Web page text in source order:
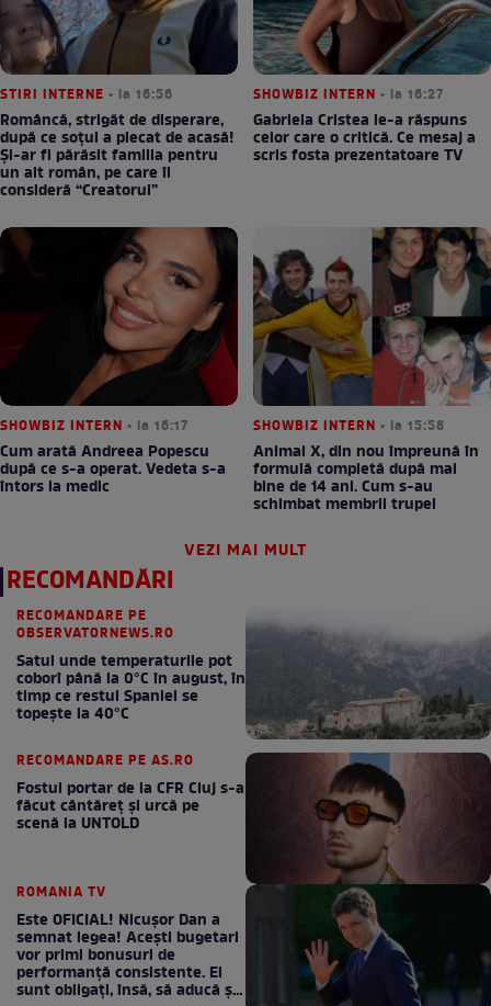
STIRI INTERNE • la 16:56
Româncă, strigăt de disperare,
după ce soțul a plecat de acasă!
Și-ar fi părăsit familia pentru
un alt român, pe care îl
consideră “Creatorul”
SHOWBIZ INTERN • la 16:27
Gabriela Cristea le-a răspuns
celor care o critică. Ce mesaj a
scris fosta prezentatoare TV
SHOWBIZ INTERN • la 16:17
Cum arată Andreea Popescu
după ce s-a operat. Vedeta s-a
întors la medic
SHOWBIZ INTERN • la 15:58
Animal X, din nou împreună în
formulă completă după mai
bine de 14 ani. Cum s-au
schimbat membrii trupei
VEZI MAI MULT
RECOMANDĂRI
RECOMANDARE PE
OBSERVATORNEWS.RO
Satul unde temperaturile pot
coborî până la 0°C în august, în
timp ce restul Spaniei se
topește la 40°C
RECOMANDARE PE AS.RO
Fostul portar de la CFR Cluj s-a
făcut cântăreţ şi urcă pe
scenă la UNTOLD
ROMANIA TV
Este OFICIAL! Nicușor Dan a
semnat legea! Acești bugetari
vor primi bonusuri de
performanță consistente. Ei
sunt obligați, însă, să aducă și